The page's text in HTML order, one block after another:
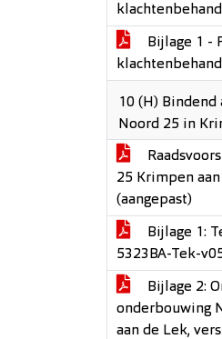
Bijlage 1 -
10 (H) Bindend
Noord 25 in
25 Krimpen
(aangepast)
Bijlage 1:
5323BA-Tek-
Bijlage 2:
onderbouwing
aan de Lek,